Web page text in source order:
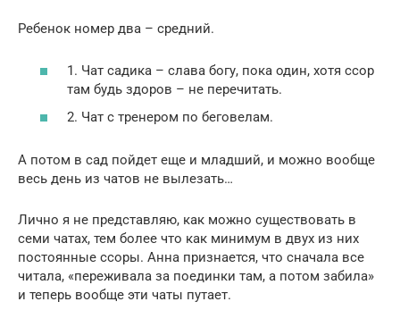
Ребенок номер два – средний.
1. Чат садика – слава богу, пока один, хотя ссор
там будь здоров – не перечитать.
2. Чат с тренером по беговелам.
А потом в сад пойдет еще и младший, и можно вообще
весь день из чатов не вылезать…
Лично я не представляю, как можно существовать в
семи чатах, тем более что как минимум в двух из них
постоянные ссоры. Анна признается, что сначала все
читала, «переживала за поединки там, а потом забила»
и теперь вообще эти чаты путает.